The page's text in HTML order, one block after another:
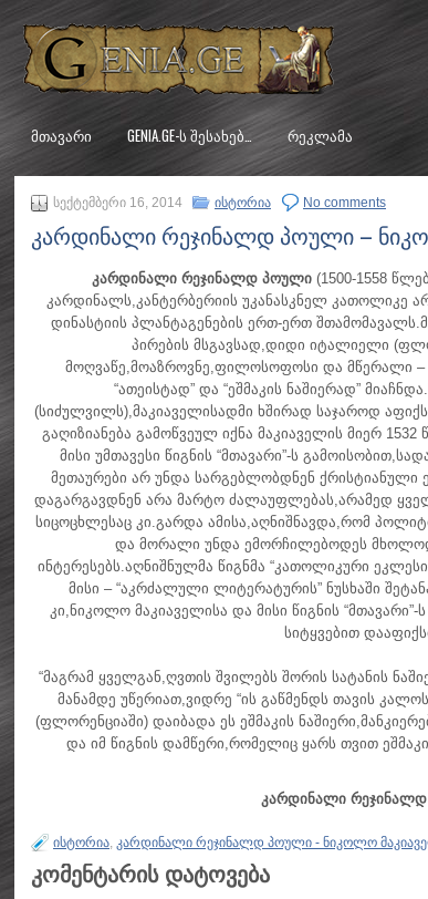
ᲛᲗᲐᲕᲐᲠᲘ GENIA.GE-Ს ᲨᲔᲡᲐᲮᲔᲑ… ᲠᲔᲙᲚᲐᲛᲐ
სექტემბერი 16, 2014 ისტორია No comments
კარდინალი რეჯინალდ პოული –
კარდინალი რეჯინალდ პოული(1500-1558
კარდინალს,კანტერბერიის უკანასკნელ კათოლიკე
დინასტიის პლანტაგენების ერთ-ერთ
პირების მსგავსად,დიდი იტალიელი
მოღვაწე,მოაზროვნე,ფილოსოფოსი და მწერალი
“ათეისტად” და “ეშმაკის ნაშიერად” მიაჩნდა.
(სიძულვილს),მაკიაველისადმი ხშირად საჯაროდ
გაღიზიანება გამოწვეულ იქნა მაკიაველის მიერ
მისი უმთავესი წიგნის “მთავარი”-ს
მეთაურები არ უნდა სარგებლობდნენ ქრისტიანული
დაგარგავდნენ არა მარტო ძალაუფლებას,არამედ
სიცოცხლესაც კი.გარდა ამისა,აღნიშნავდა,რომ
და მორალი უნდა ემორჩილებოდეს
ინტერესებს.აღნიშნულმა წიგნმა “კათოლიკური
მისი – “აკრძალული ლიტერატურის” ნუსხაში
კი,ნიკოლო მაკიაველისა და მისი წიგნის
სიტყვებით
“მაგრამ ყველგან,ღვთის შვილებს შორის სატანის
მანამდე უწერიათ,ვიდრე “ის გაწმენდს თავის
(ფლორენციაში) დაიბადა ეს ეშმაკის
და იმ წიგნის დამწერი,რომელიც ყარს თვით
კარდინალი
ისტორია, კარდინალი რეჯინალდ პოული - ნიკოლო
კომენტარის დატოვება